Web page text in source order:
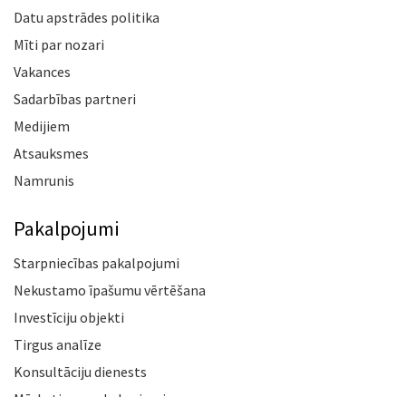
Datu apstrādes politika
Mīti par nozari
Vakances
Sadarbības partneri
Medijiem
Atsauksmes
Namrunis
Pakalpojumi
Starpniecības pakalpojumi
Nekustamo īpašumu vērtēšana
Investīciju objekti
Tirgus analīze
Konsultāciju dienests